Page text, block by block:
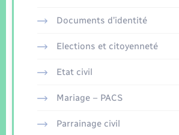
Documents d’identité
Elections et citoyenneté
Etat civil
Mariage – PACS
Parrainage civil